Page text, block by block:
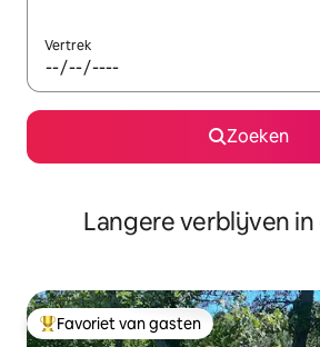
Vertrek
Zoeken
Langere verblijven
Topfavoriet van gasten
Favoriet van gasten